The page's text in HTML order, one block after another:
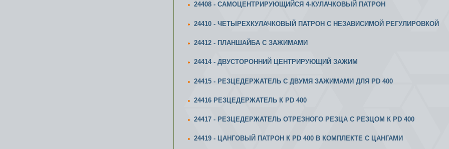
24408 - САМОЦЕНТРИРУЮЩИЙСЯ 4-КУЛАЧКОВЫЙ ПАТРОН
24410 - ЧЕТЫРЕХКУЛАЧКОВЫЙ ПАТРОН С НЕЗАВИСИМОЙ РЕГУЛИРОВКОЙ
24412 - ПЛАНШАЙБА С ЗАЖИМАМИ
24414 - ДВУСТОРОННИЙ ЦЕНТРИРУЮЩИЙ ЗАЖИМ
24415 - РЕЗЦЕДЕРЖАТЕЛЬ С ДВУМЯ ЗАЖИМАМИ ДЛЯ PD 400
24416 РЕЗЦЕДЕРЖАТЕЛЬ К PD 400
24417 - РЕЗЦЕДЕРЖАТЕЛЬ ОТРЕЗНОГО РЕЗЦА С РЕЗЦОМ К PD 400
24419 - ЦАНГОВЫЙ ПАТРОН К PD 400 В КОМПЛЕКТЕ С ЦАНГАМИ